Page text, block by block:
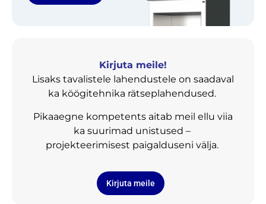
Kirjuta meile!
Lisaks tavalistele lahendustele on saadaval
ka köögitehnika rätseplahendused.
Pikaaegne kompetents aitab meil ellu viia
ka suurimad unistused –
projekteerimisest paigalduseni välja.
Kirjuta meile